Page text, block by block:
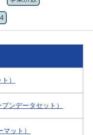
）
ンデータセット）
ット）